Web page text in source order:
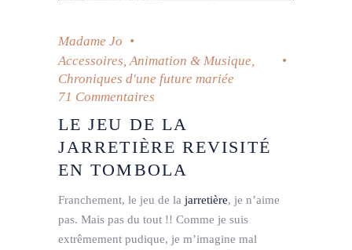
Madame Jo
Accessoires Animation & Musique
Chroniques d'une future mariée
71 Commentaires
LE JEU DE LA
JARRETIÈRE REVISITÉ
EN TOMBOLA
Franchement, le jeu de la jarretière, je n’aime
pas. Mais pas du tout !! Comme je suis
extrêmement pudique, je m’imagine mal